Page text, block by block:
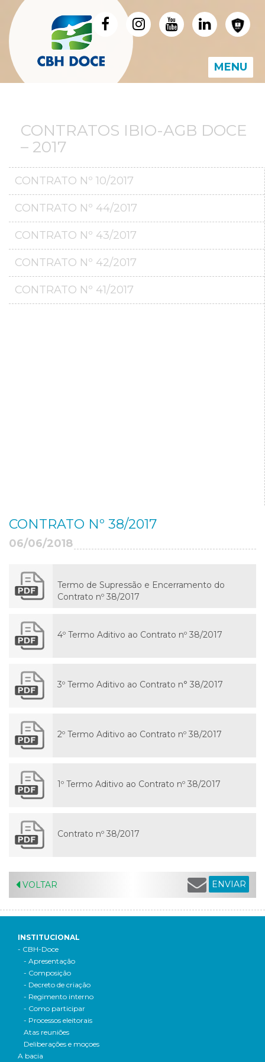
MENU
CONTRATOS IBIO-AGB DOCE
– 2017
CONTRATO Nº 10/2017
CONTRATO Nº 44/2017
CONTRATO Nº 43/2017
CONTRATO Nº 42/2017
CONTRATO Nº 41/2017
CONTRATO Nº 38/2017
06/06/2018
Termo de Supressão e Encerramento do
Contrato nº 38/2017
4º Termo Aditivo ao Contrato nº 38/2017
3º Termo Aditivo ao Contrato n° 38/2017
2º Termo Aditivo ao Contrato nº 38/2017
1º Termo Aditivo ao Contrato nº 38/2017
Contrato nº 38/2017
VOLTAR ENVIAR
INSTITUCIONAL
- CBH-Doce
- Apresentação
- Composição
- Decreto de criação
- Regimento interno
- Como participar
- Processos eleitorais
Atas reuniões
Deliberações e moçoes
A bacia